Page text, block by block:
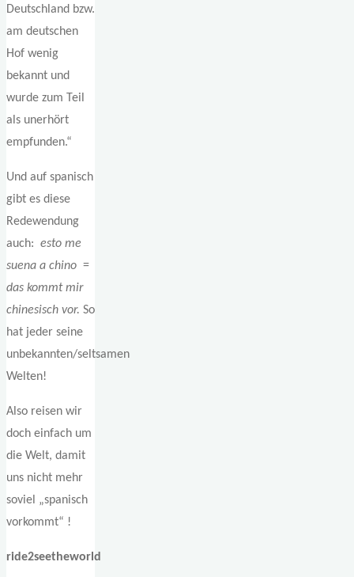
Deutschland bzw.
am deutschen
Hof wenig
bekannt und
wurde zum Teil
als unerhört
empfunden.“
Und auf spanisch
gibt es diese
Redewendung
auch: esto me
suena a chino =
das kommt mir
chinesisch vor. So
hat jeder seine
unbekannten/seltsamen
Welten!
Also reisen wir
doch einfach um
die Welt, damit
uns nicht mehr
soviel „spanisch
vorkommt“ !
ride2seetheworld